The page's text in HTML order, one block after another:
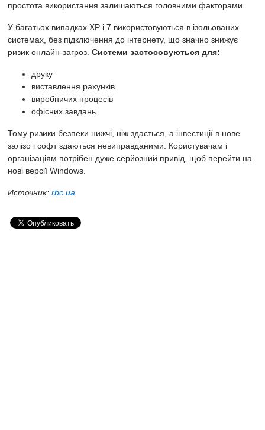
простота використання залишаються головними факторами.
У багатьох випадках XP і 7 використовуються в ізольованих
системах, без підключення до інтернету, що значно знижує
ризик онлайн-загроз. Системи застосовуються для:
друку
виставлення рахунків
виробничих процесів
офісних завдань.
Тому ризики безпеки нижчі, ніж здається, а інвестиції в нове
залізо і софт здаються невиправданими. Користувачам і
організаціям потрібен дуже серйозний привід, щоб перейти на
нові версії Windows.
Источник: rbc.ua